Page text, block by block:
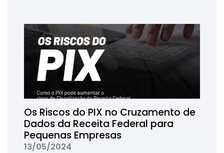
Os Riscos do PIX no Cruzamento de
Dados da Receita Federal para
Pequenas Empresas
13/05/2024